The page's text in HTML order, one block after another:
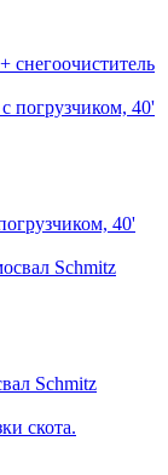
40'
Schmitz